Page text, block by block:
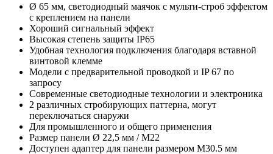
Ø 65 мм, светодиодный маячок с мульти-строб эффектом
с креплением на панели
Хороший сигнальный эффект
Высокая степень защиты IP65
Удобная технология подключения благодаря вставной
винтовой клемме
Модели с предварительной проводкой и IP 67 по
запросу
Современные светодиодные технологии и электроника
2 различных стробирующих паттерна, могут
переключаться снаружи
Для промышленного и общего применения
Размер панели Ø 22,5 мм / M22
Доступен адаптер для панели размером M30.5 мм